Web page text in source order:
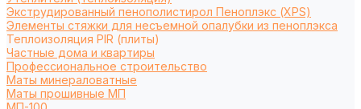
Экструдированный пенополистирол Пеноплэкс (XPS)
Элементы стяжки для несъемной опалубки из пеноплэкса
Теплоизоляция PIR (плиты)
Частные дома и квартиры
Профессиональное строительство
Маты минераловатные
Маты прошивные МП